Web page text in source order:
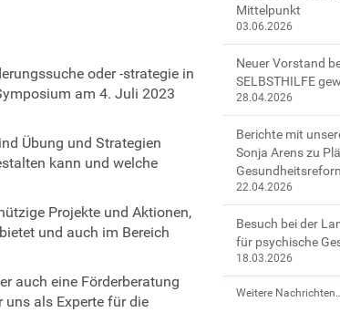
oder -strategie in
am 4. Juli 2023
Übung und Strategien
kann und welche
Projekte und Aktionen,
und auch im Bereich
auch eine Förderberatung
als Experte für die
Mittelpunkt
03.06.2026
Neuer Vorstand
SELBSTHILFE
28.04.2026
Berichte mit
Sonja Arens zu
22.04.2026
Besuch bei der
für psychische
18.03.2026
Weitere